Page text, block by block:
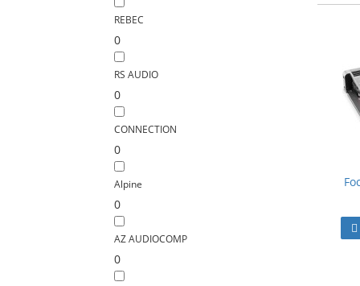
REBEC
0
RS AUDIO
0
CONNECTION
0
Alpine
0
AZ AUDIOCOMP
0